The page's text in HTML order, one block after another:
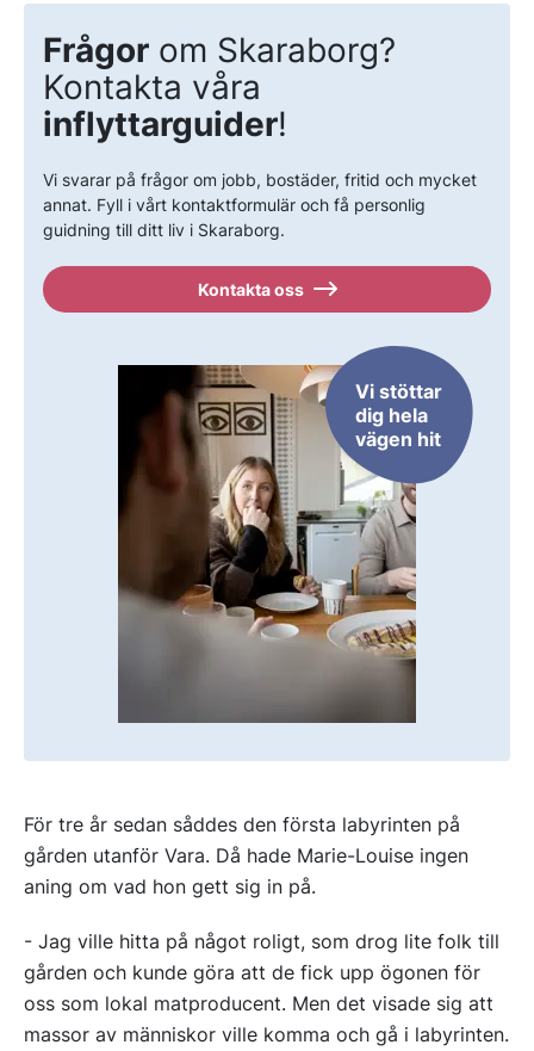
Frågor om Skaraborg?
Kontakta våra
inflyttarguider!
Vi svarar på frågor om jobb, bostäder, fritid och mycket
annat. Fyll i vårt kontaktformulär och få personlig
guidning till ditt liv i Skaraborg.
Kontakta oss
Vi stöttar
dig hela
vägen hit
För tre år sedan såddes den första labyrinten på
gården utanför Vara. Då hade Marie-Louise ingen
aning om vad hon gett sig in på.
- Jag ville hitta på något roligt, som drog lite folk till
gården och kunde göra att de fick upp ögonen för
oss som lokal matproducent. Men det visade sig att
massor av människor ville komma och gå i labyrinten.